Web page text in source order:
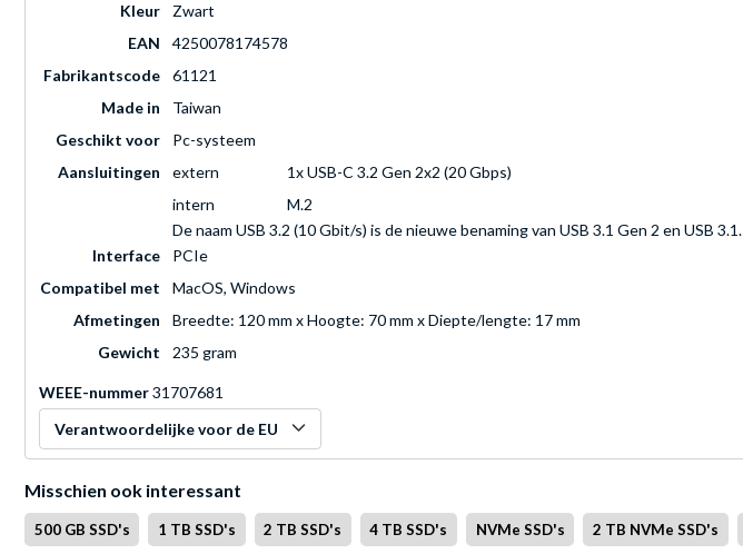
Kleur
Zwart
EAN
4250078174578
Fabrikantscode
61121
Made in
Taiwan
Geschikt voor
Pc-systeem
Aansluitingen
extern
1x USB-C 3.2 Gen 2x2 (20 Gbps)
intern
M.2
De naam USB 3.2 (10 Gbit/s) is de nieuwe benaming van USB 3.1 Gen 2 en USB 3.1.
Interface
PCIe
Compatibel met
MacOS, Windows
Afmetingen
Breedte: 120 mm x Hoogte: 70 mm x Diepte/lengte: 17 mm
Gewicht
235 gram
WEEE-nummer31707681
Verantwoordelijke voor de EU
Misschien ook interessant
500 GB SSD's 1 TB SSD's 2 TB SSD's 4 TB SSD's NVMe SSD's 2 TB NVMe SSD's